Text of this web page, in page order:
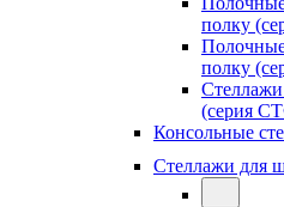
полку
Полочные
полку
(серия
Консольные
Стеллажи для